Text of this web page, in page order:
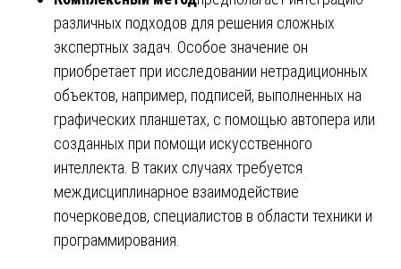
различных подходов для решения сложных
экспертных задач. Особое значение он
приобретает при исследовании нетрадиционных
объектов, например, подписей, выполненных на
графических планшетах, с помощью автопера или
созданных при помощи искусственного
интеллекта. В таких случаях требуется
междисциплинарное взаимодействие
почерковедов, специалистов в области техники и
программирования.